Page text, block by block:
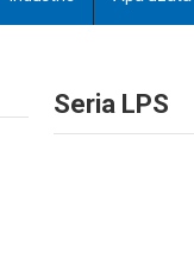
Seria LPS